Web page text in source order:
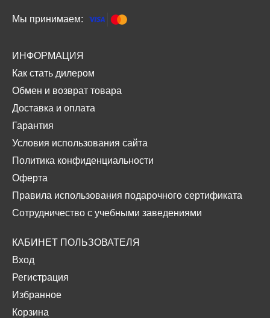
Мы принимаем:
ИНФОРМАЦИЯ
Как стать дилером
Обмен и возврат товара
Доставка и оплата
Гарантия
Условия использования сайта
Политика конфиденциальности
Оферта
Правила использования подарочного сертификата
Сотрудничество с учебными заведениями
КАБИНЕТ ПОЛЬЗОВАТЕЛЯ
Вход
Регистрация
Избранное
Корзина